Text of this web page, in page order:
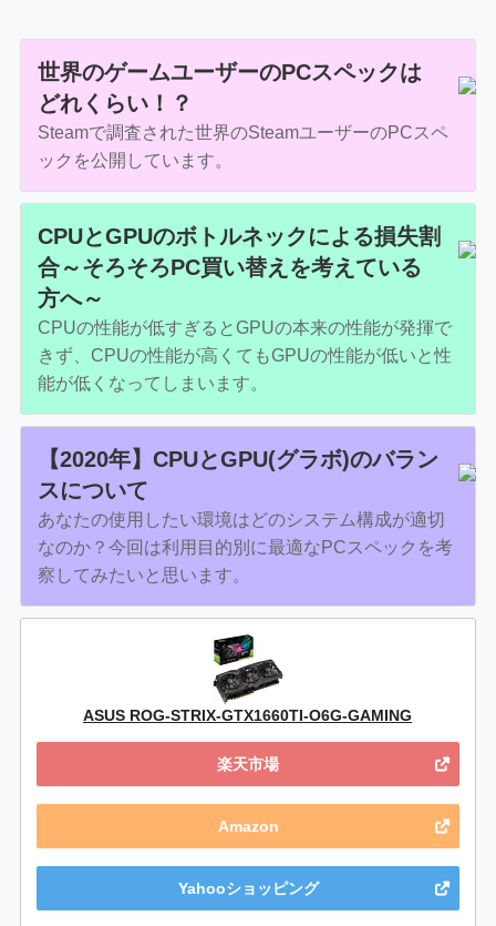
世界のゲームユーザーのPCスペックは
どれくらい！？
Steamで調査された世界のSteamユーザーのPCスペ
ックを公開しています。
CPUとGPUのボトルネックによる損失割
合～そろそろPC買い替えを考えている
方へ～
CPUの性能が低すぎるとGPUの本来の性能が発揮で
きず、CPUの性能が高くてもGPUの性能が低いと性
能が低くなってしまいます。
【2020年】CPUとGPU(グラボ)のバラン
スについて
あなたの使用したい環境はどのシステム構成が適切
なのか？今回は利用目的別に最適なPCスペックを考
察してみたいと思います。
ASUS ROG-STRIX-GTX1660TI-O6G-GAMING
楽天市場
Amazon
Yahooショッピング